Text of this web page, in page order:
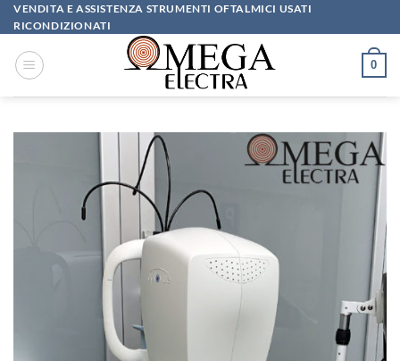
Salta
ai
contenuti
VENDITA E ASSISTENZA STRUMENTI OFTALMICI USATI
RICONDIZIONATI
0